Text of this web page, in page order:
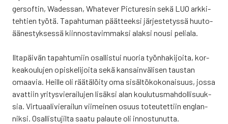
ger­sof­tin, Wades­san, Wha­te­ver Pic­tu­re­sin sekä LUO ark­ki­
teh­tien työ­tä. Tapah­tu­man päät­teek­si jär­jes­te­tys­sä huu­to­
ää­nes­tyk­ses­sä kiin­nos­ta­vim­mak­si alak­si nousi pelia­la.
Ilta­päi­vän tapah­tu­miin osal­lis­tui nuo­ria työn­ha­ki­joi­ta, kor­
kea­kou­lu­jen opis­ke­li­joi­ta sekä kan­sain­vä­li­sen taus­tan
omaa­via. Heil­le oli rää­tä­löi­ty oma sisäl­tö­ko­ko­nai­suus, jos­sa
avat­tiin yri­tys­vie­rai­lu­jen lisäk­si alan kou­lu­tus­mah­dol­li­suuk­
sia. Vir­tu­aa­li­vie­rai­lun vii­mei­nen osuus toteu­tet­tiin englan­
nik­si. Osal­lis­tu­jil­ta saa­tu palau­te oli innos­tu­nut­ta.